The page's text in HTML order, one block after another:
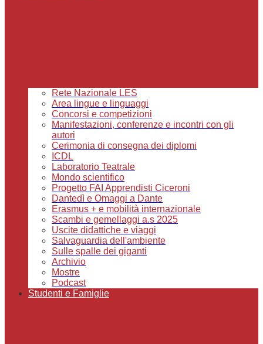
Rete Nazionale LES
Area lingue e linguaggi
Concorsi e competizioni
Manifestazioni, conferenze e incontri con gli
autori
Cerimonia di consegna dei diplomi
ICDL
Laboratorio Teatrale
Mondo scientifico
Progetto FAI Apprendisti Ciceroni
Dantedì e Omaggi a Dante
Erasmus + e mobilità internazionale
Scambi e gemellaggi a.s 2025
Uscite didattiche e viaggi
Salvaguardia dell'ambiente
Sulle spalle dei giganti
Archivio
Mostre
Podcast
Studenti e Famiglie